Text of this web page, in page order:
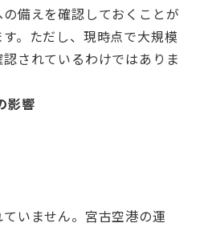
の備えを確認しておくことが
。ただし、現時点で大規模
されているわけではありま
影響
いません。宮古空港の運